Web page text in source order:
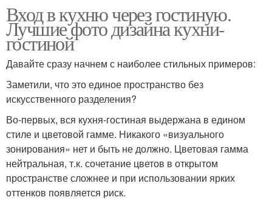
Вход в кухню через гостиную.
Лучшие фото дизайна кухни-
гостиной
Давайте сразу начнем с наиболее стильных примеров:
Заметили, что это единое пространство без
искусственного разделения?
Во-первых, вся кухня-гостиная выдержана в едином
стиле и цветовой гамме. Никакого «визуального
зонирования» нет и быть не должно. Цветовая гамма
нейтральная, т.к. сочетание цветов в открытом
пространстве сложнее и при использовании ярких
оттенков появляется риск.